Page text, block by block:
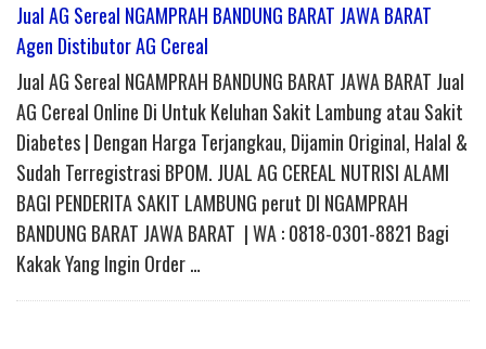
Jual AG Sereal NGAMPRAH BANDUNG BARAT JAWA BARAT
Agen Distibutor AG Cereal
Jual AG Sereal NGAMPRAH BANDUNG BARAT JAWA BARAT Jual
AG Cereal Online Di Untuk Keluhan Sakit Lambung atau Sakit
Diabetes | Dengan Harga Terjangkau, Dijamin Original, Halal &
Sudah Terregistrasi BPOM. JUAL AG CEREAL NUTRISI ALAMI
BAGI PENDERITA SAKIT LAMBUNG perut DI NGAMPRAH
BANDUNG BARAT JAWA BARAT | WA : 0818-0301-8821 Bagi
Kakak Yang Ingin Order …